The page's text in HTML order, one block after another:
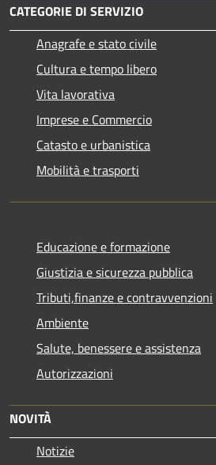
CATEGORIE DI SERVIZIO
Anagrafe e stato civile
Cultura e tempo libero
Vita lavorativa
Imprese e Commercio
Catasto e urbanistica
Mobilità e trasporti
Educazione e formazione
Giustizia e sicurezza pubblica
Tributi,finanze e contravvenzioni
Ambiente
Salute, benessere e assistenza
Autorizzazioni
NOVITÀ
Notizie